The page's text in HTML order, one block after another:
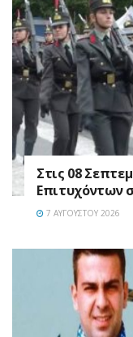
Στις 08
Επιτυχόντων
7 ΑΥΓΟΎΣΤΟΥ 2026